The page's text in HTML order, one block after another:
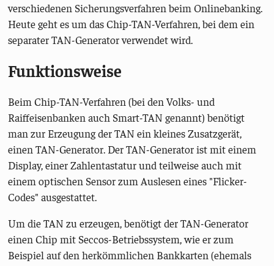
verschiedenen Sicherungsverfahren beim Onlinebanking.
Heute geht es um das Chip-TAN-Verfahren, bei dem ein
separater TAN-Generator verwendet wird.
Funktionsweise
Beim Chip-TAN-Verfahren (bei den Volks- und
Raiffeisenbanken auch Smart-TAN genannt) benötigt
man zur Erzeugung der TAN ein kleines Zusatzgerät,
einen TAN-Generator. Der TAN-Generator ist mit einem
Display, einer Zahlentastatur und teilweise auch mit
einem optischen Sensor zum Auslesen eines "Flicker-
Codes" ausgestattet.
Um die TAN zu erzeugen, benötigt der TAN-Generator
einen Chip mit Seccos-Betriebssystem, wie er zum
Beispiel auf den herkömmlichen Bankkarten (ehemals